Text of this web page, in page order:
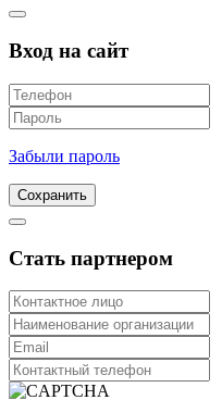
Вход на сайт
Забыли пароль
Сохранить
Стать партнером